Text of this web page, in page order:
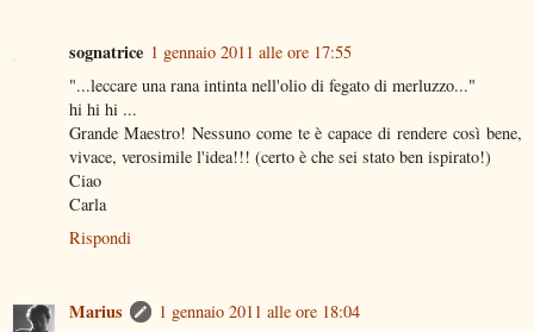
sognatrice 1 gennaio 2011 alle ore 17:55
"...leccare una rana intinta nell'olio di fegato di merluzzo..."
hi hi hi ...
Grande Maestro! Nessuno come te è capace di rendere così bene,
vivace, verosimile l'idea!!! (certo è che sei stato ben ispirato!)
Ciao
Carla
Rispondi
Marius
1 gennaio 2011 alle ore 18:04